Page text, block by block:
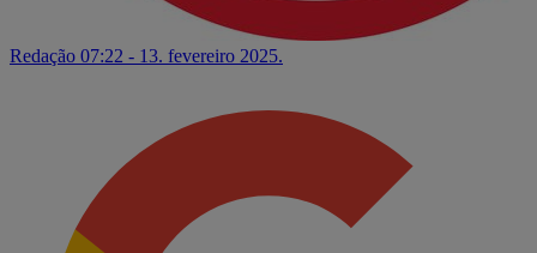
Redação 07:22 - 13. fevereiro 2025.